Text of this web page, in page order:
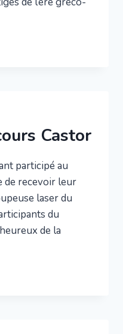
Castor
participé au
de recevoir leur
laser du
du
de la